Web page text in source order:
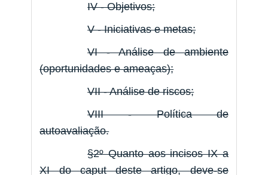
IV - Objetivos;
V - Iniciativas e metas;
VI - Análise de ambiente
(oportunidades e ameaças);
VII - Análise de riscos;
VIII - Política de
autoavaliação.
§2º Quanto aos incisos IX a
XI do caput deste artigo, deve-se